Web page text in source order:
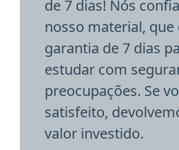
de 7 dias! Nós
nosso material,
garantia de 7 dias
estudar com
preocupações. Se
satisfeito,
valor investido.